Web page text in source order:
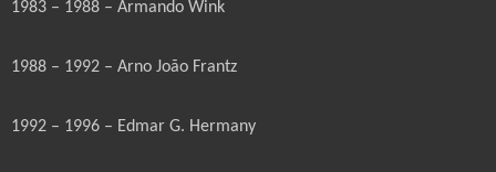
1983 – 1988 – Armando Wink
1988 – 1992 – Arno João Frantz
1992 – 1996 – Edmar G. Hermany